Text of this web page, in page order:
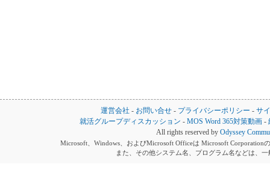
運営会社 - お問い合せ - プライバシーポリシー - サ
就活グループディスカッション -MOS Word 365対策動画 -
All rights reserved by Odyssey
Microsoft、Windows、およびMicrosoft Officeは Microsoft Corporation
また、その他システム名、プログラム名などは、